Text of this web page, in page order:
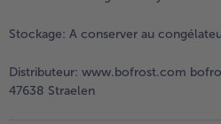
Stockage: A conserver au
Distributeur: www.bofrost.com
47638 Straelen